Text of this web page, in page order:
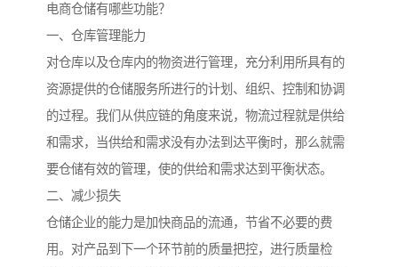
电商仓储有哪些功能？
一、仓库管理能力
对仓库以及仓库内的物资进行管理，充分利用所具有的
资源提供的仓储服务所进行的计划、组织、控制和协调
的过程。我们从供应链的角度来说，物流过程就是供给
和需求，当供给和需求没有办法到达平衡时，那么就需
要仓储有效的管理，使的供给和需求达到平衡状态。
二、减少损失
仓储企业的能力是加快商品的流通，节省不必要的费
用。对产品到下一个环节前的质量把控，进行质量检